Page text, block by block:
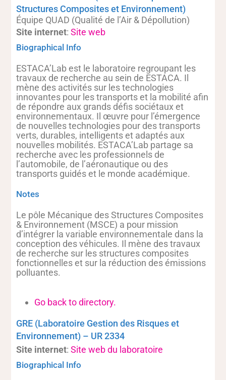
Structures Composites et Environnement)
Équipe QUAD (Qualité de l’Air & Dépollution)
Site internet: Site web
Biographical Info
ESTACA’Lab est le laboratoire regroupant les
travaux de recherche au sein de ESTACA. Il
mène des activités sur les technologies
innovantes pour les transports et la mobilité afin
de répondre aux grands défis sociétaux et
environnementaux. Il œuvre pour l’émergence
de nouvelles technologies pour des transports
verts, durables, intelligents et adaptés aux
nouvelles mobilités. ESTACA’Lab partage sa
recherche avec les professionnels de
l’automobile, de l’aéronautique ou des
transports guidés et le monde académique.
Notes
Le pôle Mécanique des Structures Composites
& Environnement (MSCE) a pour mission
d’intégrer la variable environnementale dans la
conception des véhicules. Il mène des travaux
de recherche sur les structures composites
fonctionnelles et sur la réduction des émissions
polluantes.
Go back to directory.
GRE (Laboratoire Gestion des Risques et
Environnement) – UR 2334
Site internet: Site web du laboratoire
Biographical Info